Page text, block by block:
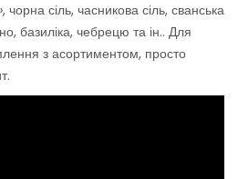
чорна сіль, часникова сіль, сванська
базиліка, чебрецю та ін.. Для
з асортиментом, просто